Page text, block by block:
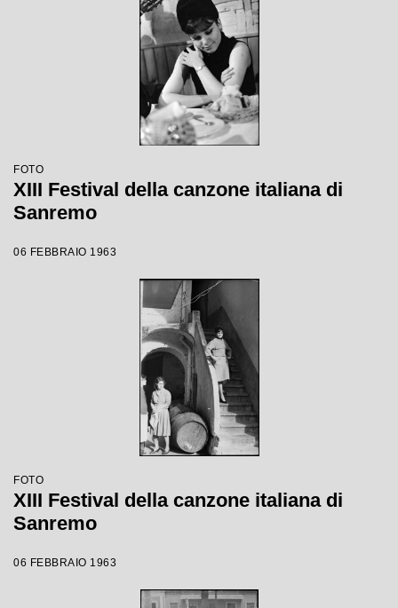
FOTO
XIII Festival della canzone italiana di
Sanremo
06 FEBBRAIO 1963
FOTO
XIII Festival della canzone italiana di
Sanremo
06 FEBBRAIO 1963